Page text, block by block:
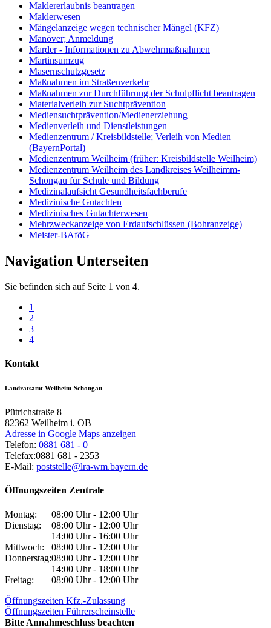
Maklererlaubnis beantragen
Maklerwesen
Mängelanzeige wegen technischer Mängel (KFZ)
Manöver; Anmeldung
Marder - Informationen zu Abwehrmaßnahmen
Martinsumzug
Masernschutzgesetz
Maßnahmen im Straßenverkehr
Maßnahmen zur Durchführung der Schulpflicht beantragen
Materialverleih zur Suchtprävention
Mediensuchtprävention/Medienerziehung
Medienverleih und Dienstleistungen
Medienzentrum / Kreisbildstelle; Verleih von Medien
(BayernPortal)
Medienzentrum Weilheim (früher: Kreisbildstelle Weilheim)
Medienzentrum Weilheim des Landkreises Weilheimm-
Schongau für Schule und Bildung
Medizinalaufsicht Gesundheitsfachberufe
Medizinische Gutachten
Medizinisches Gutachterwesen
Mehrzweckanzeige von Erdaufschlüssen (Bohranzeige)
Meister-BAföG
Navigation Unterseiten
Sie befinden sich auf Seite 1 von 4.
1
2
3
4
Kontakt
Landratsamt Weilheim-Schongau
Pütrichstraße 8
82362 Weilheim i. OB
Adresse in Google Maps anzeigen
Telefon: 0881 681 - 0
Telefax:0881 681 - 2353
E-Mail: poststelle@lra-wm.bayern.de
Öffnungszeiten Zentrale
Montag:
08:00 Uhr - 12:00 Uhr
Dienstag:
08:00 Uhr - 12:00 Uhr
14:00 Uhr - 16:00 Uhr
Mittwoch:
08:00 Uhr - 12:00 Uhr
Donnerstag:08:00 Uhr - 12:00 Uhr
14:00 Uhr - 18:00 Uhr
Freitag:
08:00 Uhr - 12:00 Uhr
Öffnungszeiten Kfz.-Zulassung
Öffnungszeiten Führerscheinstelle
Bitte Annahmeschluss beachten